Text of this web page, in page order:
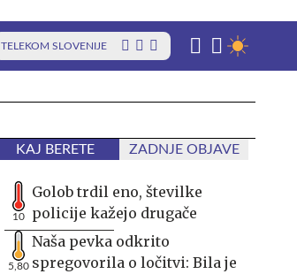
TELEKOM SLOVENIJE
KAJ BERETE ZADNJE OBJAVE
10
Golob trdil eno, številke
policije kažejo drugače
5,80
Naša pevka odkrito
spregovorila o ločitvi: Bila je